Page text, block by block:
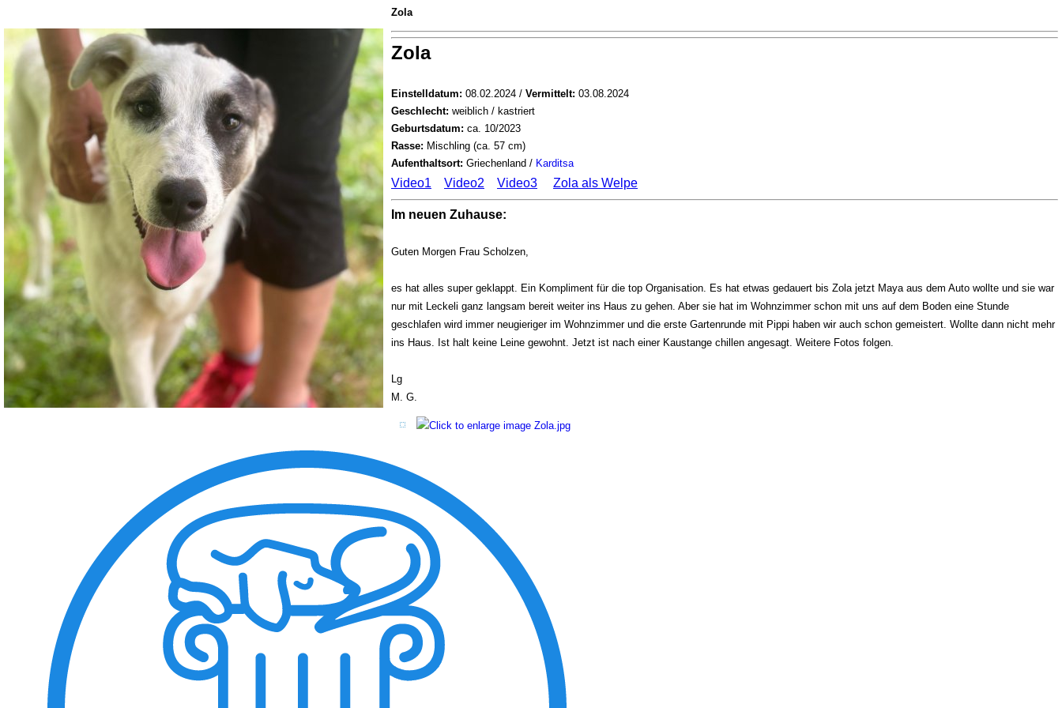
Zola
Zola
Einstelldatum: 08.02.2024 / Vermittelt: 03.08.2024
Geschlecht: weiblich / kastriert
Geburtsdatum: ca. 10/2023
Rasse: Mischling (ca. 57 cm)
Aufenthaltsort: Griechenland / Karditsa
Video1 Video2 Video3 Zola als Welpe
Im neuen Zuhause:
Guten Morgen Frau Scholzen,
es hat alles super geklappt. Ein Kompliment für die top Organisation. Es hat etwas gedauert bis Zola jetzt Maya aus dem Auto wollte und sie war
nur mit Leckeli ganz langsam bereit weiter ins Haus zu gehen. Aber sie hat im Wohnzimmer schon mit uns auf dem Boden eine Stunde
geschlafen wird immer neugieriger im Wohnzimmer und die erste Gartenrunde mit Pippi haben wir auch schon gemeistert. Wollte dann nicht mehr
ins Haus. Ist halt keine Leine gewohnt. Jetzt ist nach einer Kaustange chillen angesagt. Weitere Fotos folgen.
Lg
M. G.
View the embedded image gallery online at:
https://www.tiere-in-not-griechenland.de/component/phocagallery/28-vermittelt2024/detail/2794-zola?tmpl=component#sigProId57fe40ee02